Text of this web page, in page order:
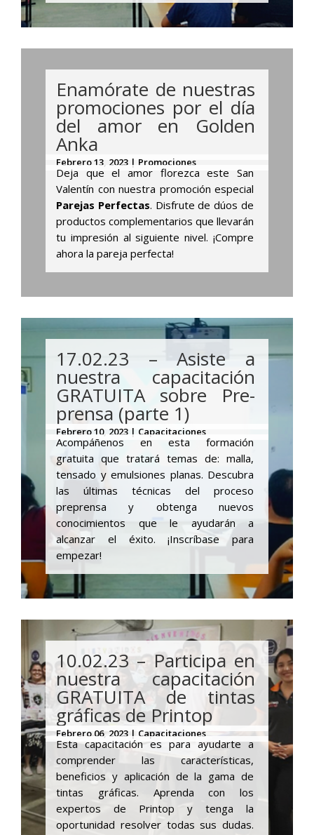
Enamórate de nuestras
promociones por el día
del amor en Golden
Anka
Febrero 13, 2023 | Promociones
Deja que el amor florezca este San
Valentín con nuestra promoción especial
Parejas Perfectas. Disfrute de dúos de
productos complementarios que llevarán
tu impresión al siguiente nivel. ¡Compre
ahora la pareja perfecta!
17.02.23 – Asiste a
nuestra capacitación
GRATUITA sobre Pre-
prensa (parte 1)
Febrero 10, 2023 | Capacitaciones
Acompáñenos en esta formación
gratuita que tratará temas de: malla,
tensado y emulsiones planas. Descubra
las últimas técnicas del proceso
preprensa y obtenga nuevos
conocimientos que le ayudarán a
alcanzar el éxito. ¡Inscríbase para
empezar!
10.02.23 – Participa en
nuestra capacitación
GRATUITA de tintas
gráficas de Printop
Febrero 06, 2023 | Capacitaciones
Esta capacitación es para ayudarte a
comprender las características,
beneficios y aplicación de la gama de
tintas gráficas. Aprenda con los
expertos de Printop y tenga la
oportunidad resolver todas sus dudas.